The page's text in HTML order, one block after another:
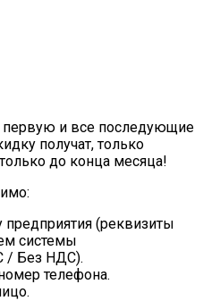
первую и все последующие
получат, только
до конца месяца!
предприятия (реквизиты
системы
/ Без НДС).
телефона.